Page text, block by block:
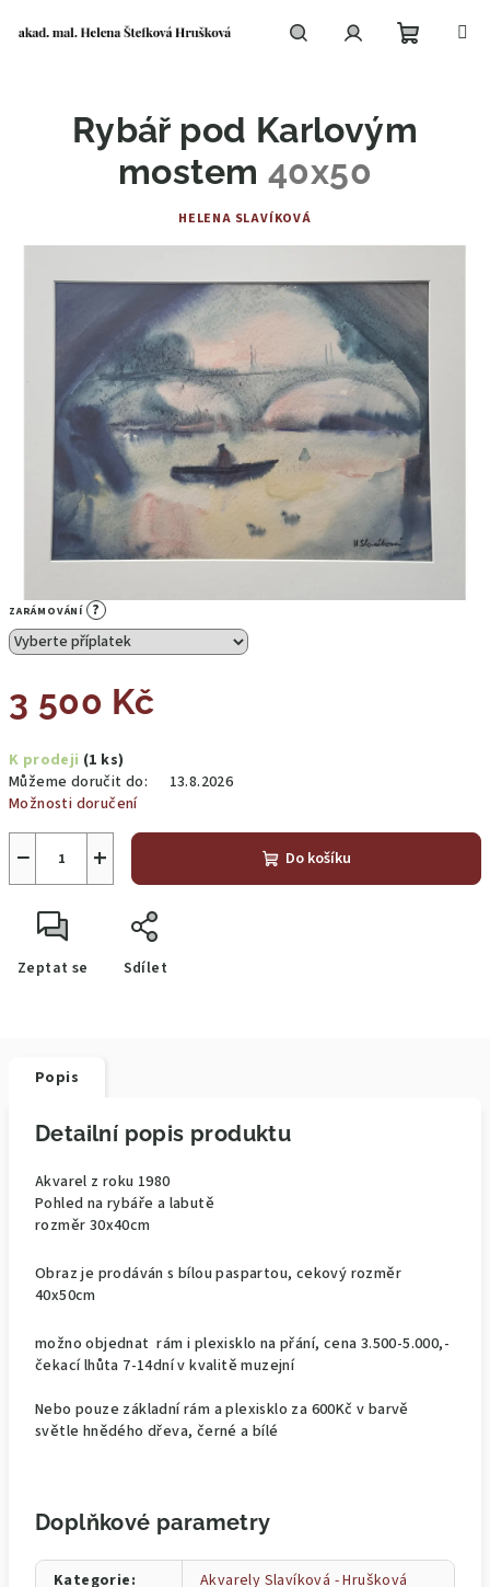
košík
ZARÁMOVÁNÍ ?
3 500 Kč
cena:
K prodeji (1 ks)
Můžeme doručit do:
13.8.2026
Možnosti doručení
+
− Do košíku
Zeptat se Sdílet
Rybář pod Karlovým
mostem 40x50
HELENA SLAVÍKOVÁ
Popis
Detailní popis produktu
Akvarel z roku 1980
Pohled na rybáře a labutě
rozměr 30x40cm
Obraz je prodáván s bílou paspartou, cekový rozměr
40x50cm
možno objednat rám i plexisklo na přání, cena 3.500-5.000,-
čekací lhůta 7-14dní v kvalitě muzejní
Nebo pouze základní rám a plexisklo za 600Kč v barvě
světle hnědého dřeva, černé a bílé
Doplňkové parametry
Kategorie:
Akvarely Slavíková - Hrušková